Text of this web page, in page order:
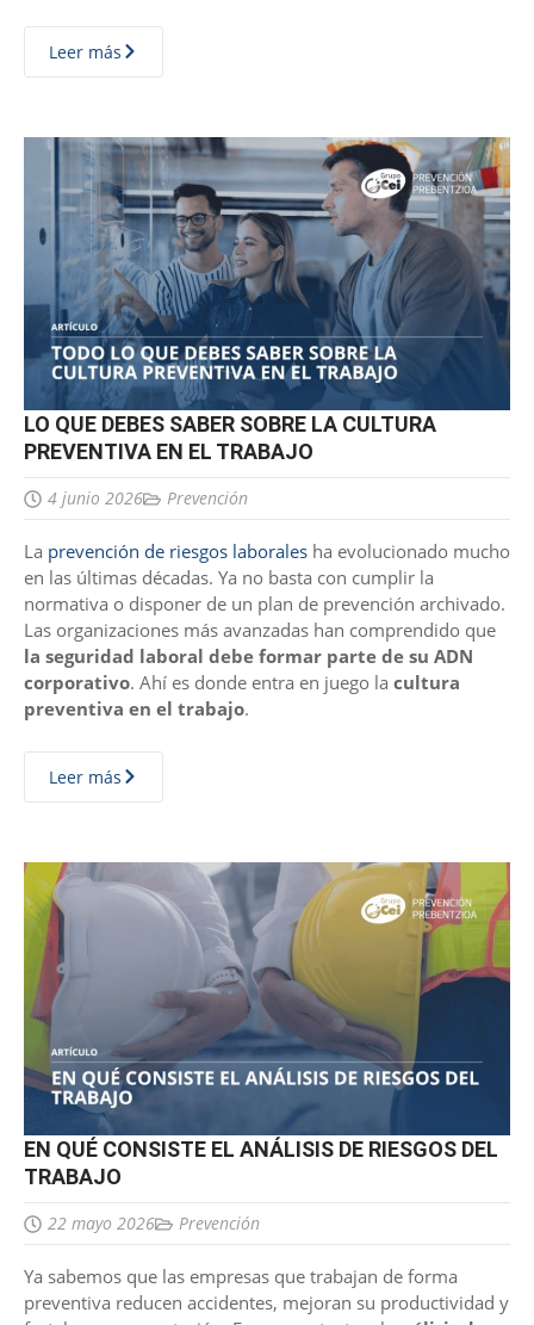
Leer más
LO QUE DEBES SABER SOBRE LA CULTURA
PREVENTIVA EN EL TRABAJO
4 junio 2026 Prevención
La prevención de riesgos laborales ha evolucionado mucho
en las últimas décadas. Ya no basta con cumplir la
normativa o disponer de un plan de prevención archivado.
Las organizaciones más avanzadas han comprendido que
la seguridad laboral debe formar parte de su ADN
corporativo. Ahí es donde entra en juego la cultura
preventiva en el trabajo.
Leer más
EN QUÉ CONSISTE EL ANÁLISIS DE RIESGOS DEL
TRABAJO
22 mayo 2026 Prevención
Ya sabemos que las empresas que trabajan de forma
preventiva reducen accidentes, mejoran su productividad y